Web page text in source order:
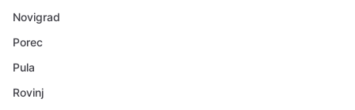
Novigrad
Porec
Pula
Rovinj